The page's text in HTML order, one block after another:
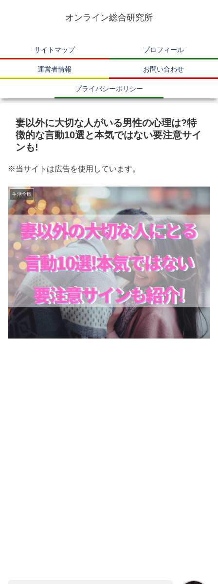
オンライン総合研究所
サイトマップ プロフィール
運営者情報 お問い合わせ
プライバシーポリシー
妻以外に大切な人がいる男性の心理は?特
徴的な言動10選と本気ではない要注意サイ
ンも!
※当サイトは広告を使用しています。
生活全般